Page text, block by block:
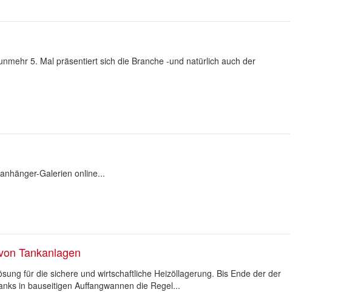
5. Mal präsentiert sich die Branche -und natürlich auch der
Galerien online...
Tankanlagen
für die sichere und wirtschaftliche Heizöllagerung. Bis Ende der der
in bauseitigen Auffangwannen die Regel...